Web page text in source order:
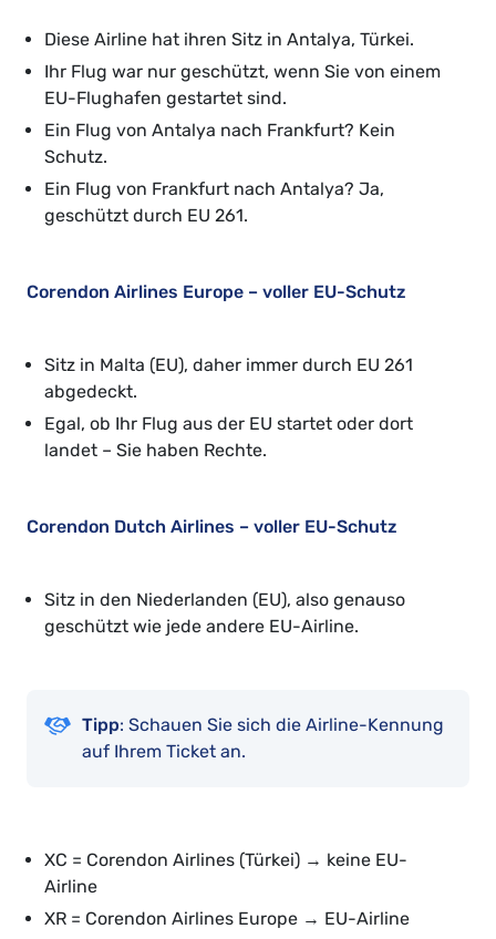
Diese Airline hat ihren Sitz in Antalya, Türkei.
Ihr Flug war nur geschützt, wenn Sie von einem
EU-Flughafen gestartet sind.
Ein Flug von Antalya nach Frankfurt? Kein
Schutz.
Ein Flug von Frankfurt nach Antalya? Ja,
geschützt durch EU 261.
Corendon Airlines Europe – voller EU-Schutz
Sitz in Malta (EU), daher immer durch EU 261
abgedeckt.
Egal, ob Ihr Flug aus der EU startet oder dort
landet – Sie haben Rechte.
Corendon Dutch Airlines – voller EU-Schutz
Sitz in den Niederlanden (EU), also genauso
geschützt wie jede andere EU-Airline.
Tipp: Schauen Sie sich die Airline-Kennung
auf Ihrem Ticket an.
XC = Corendon Airlines (Türkei) → keine EU-
Airline
XR = Corendon Airlines Europe → EU-Airline